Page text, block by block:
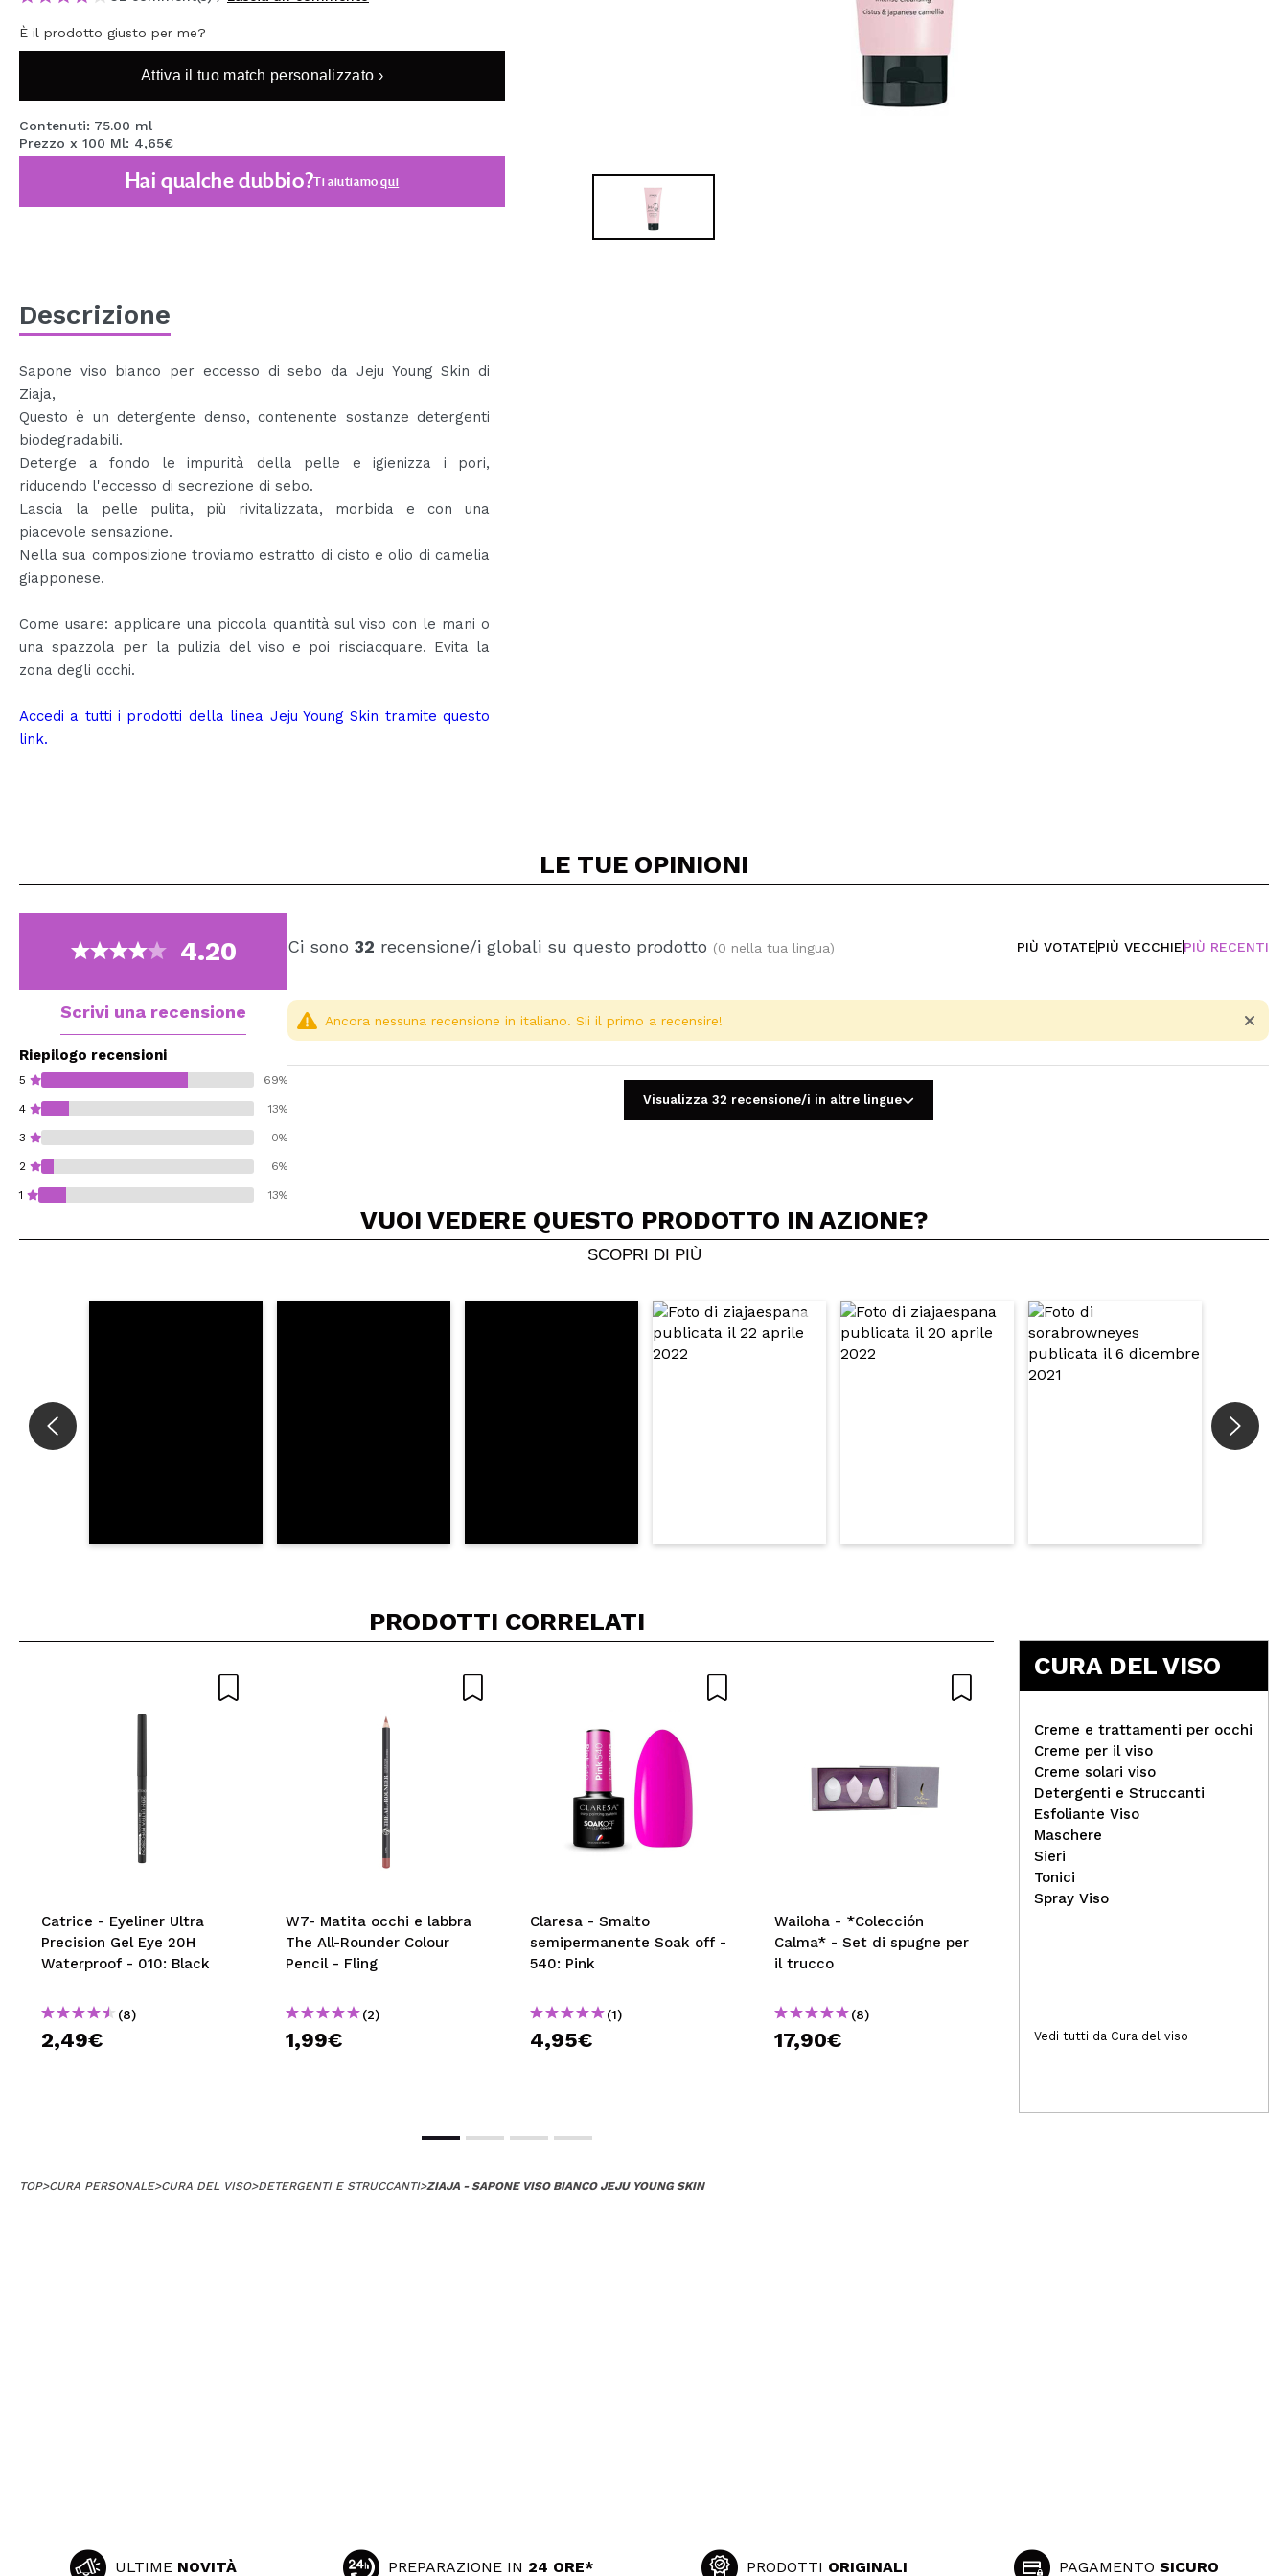
MAQUIFARMA
KOREA ZONE
TRAVEL SIZE
NATURE
SPECIALE
PROSSIMAMENTE
CREARE UN ACCOUNT
È il prodotto giusto per me?
Attiva il tuo match personalizzato ›
Contenuti: 75.00 ml
Prezzo x 100 Ml: 4,65€
Hai qualche dubbio?Ti aiutiamoqui
Descrizione
Sapone viso bianco per eccesso di sebo da Jeju Young Skin di
Ziaja,
Questo è un detergente denso, contenente sostanze detergenti
biodegradabili.
Deterge a fondo le impurità della pelle e igienizza i pori,
riducendo l'eccesso di secrezione di sebo.
Lascia la pelle pulita, più rivitalizzata, morbida e con una
piacevole sensazione.
Nella sua composizione troviamo estratto di cisto e olio di camelia
giapponese.
Come usare: applicare una piccola quantità sul viso con le mani o
una spazzola per la pulizia del viso e poi risciacquare. Evita la
zona degli occhi.
Accedi a tutti i prodotti della linea Jeju Young Skin tramite questo
link.
LE TUE OPINIONI
4.20
Scrivi una recensione
Riepilogo recensioni
5 69%
4 13%
3 0%
2 6%
1 13%
Ci sono 32 recensione/i globali su questo prodotto (0 nella tua lingua) PIÙ VOTATEPIÙ VECCHIEPIÙ RECENTI
Condividi un video o una foto
Il tuo video potrebbe essere il primo. Immaginalo...
5/5
Ancora nessuna recensione in italiano. Sii il primo a recensire!
Visualizza 32 recensione/i in altre lingue
VUOI VEDERE QUESTO PRODOTTO IN AZIONE?
SCOPRI DI PIÙ
PRODOTTI CORRELATI
Catrice - Eyeliner Ultra
Precision Gel Eye 20H
Waterproof - 010: Black
(8)
2,49€
W7- Matita occhi e labbra
The All-Rounder Colour
Pencil - Fling
(2)
1,99€
Claresa - Smalto
semipermanente Soak off -
540: Pink
(1)
4,95€
Wailoha - *Colección
Calma* - Set di spugne per
il trucco
(8)
17,90€
Jessup Beauty - Set
pennelli 12 pezzi - T322:
Essential Black
15,99€
CURA DEL VISO
Creme e trattamenti per occhi
Creme per il viso
Creme solari viso
Detergenti e Struccanti
Esfoliante Viso
Maschere
Sieri
Tonici
Spray Viso
Vedi tutti da Cura del viso
TOP>CURA PERSONALE>CURA DEL VISO>DETERGENTI E STRUCCANTI>ZIAJA - SAPONE VISO BIANCO JEJU YOUNG SKIN
ULTIME NOVITÀ PREPARAZIONE IN 24 ORE* PRODOTTI ORIGINALI PAGAMENTO SICURO